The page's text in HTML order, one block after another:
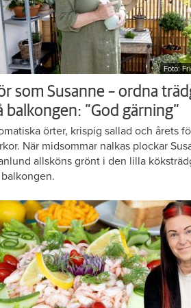
Foto:
som Susanne – ordna
balkongen: ”God gärning”
örter, krispig sallad och årets
När midsommar nalkas plockar
allsköns grönt i den lilla